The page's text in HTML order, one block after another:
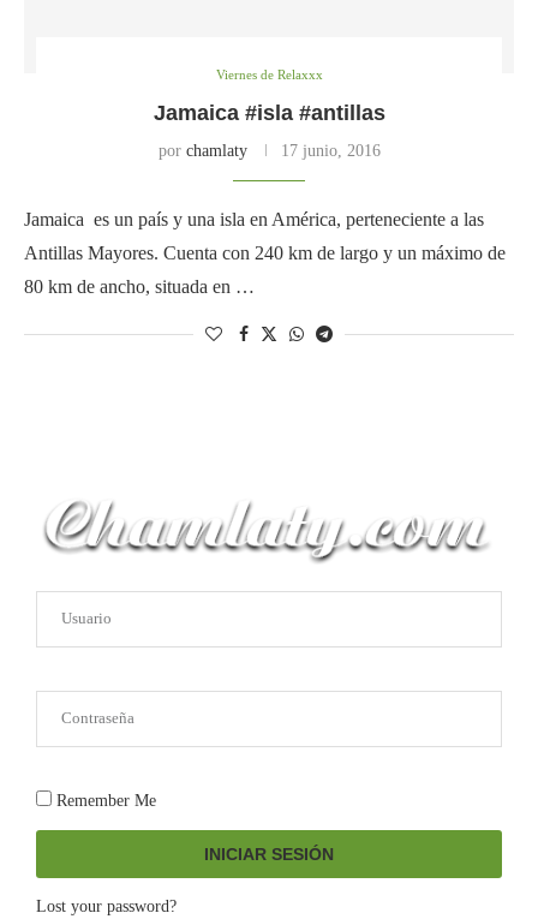
Viernes de Relaxxx
Jamaica #isla #antillas
por chamlaty 17 junio, 2016
Jamaica es un país y una isla en América, perteneciente a las
Antillas Mayores. Cuenta con 240 km de largo y un máximo de
80 km de ancho, situada en …
Remember Me
INICIAR SESIÓN
Lost your password?